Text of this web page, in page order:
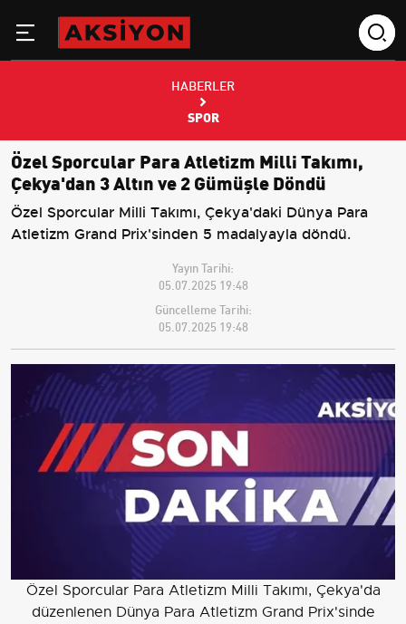
HABERLER
SPOR
Özel Sporcular Para Atletizm Milli Takımı,
Çekya'dan 3 Altın ve 2 Gümüşle Döndü
Özel Sporcular Milli Takımı, Çekya'daki Dünya Para
Atletizm Grand Prix'sinden 5 madalyayla döndü.
Yayın Tarihi:
05.07.2025 19:48
Güncelleme Tarihi:
05.07.2025 19:48
Özel Sporcular Para Atletizm Milli Takımı, Çekya'da
düzenlenen Dünya Para Atletizm Grand Prix'sinde